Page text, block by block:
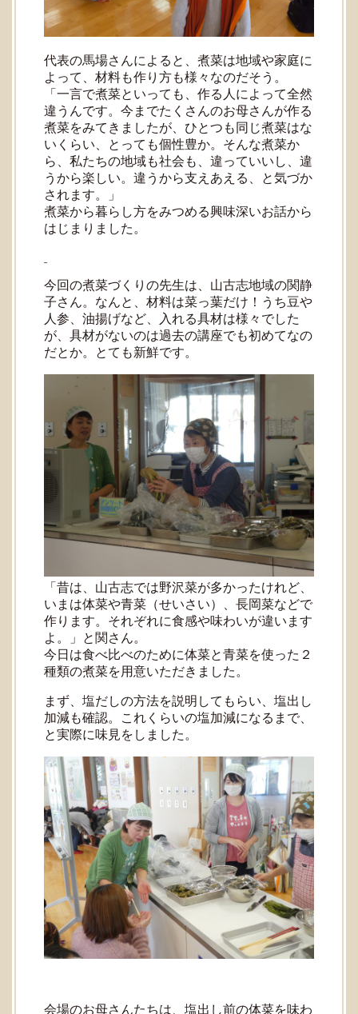
代表の馬場さんによると、煮菜は地域や家庭に
よって、材料も作り方も様々なのだそう。
「一言で煮菜といっても、作る人によって全然
違うんです。今までたくさんのお母さんが作る
煮菜をみてきましたが、ひとつも同じ煮菜はな
いくらい、とっても個性豊か。そんな煮菜か
ら、私たちの地域も社会も、違っていいし、違
うから楽しい。違うから支えあえる、と気づか
されます。」
煮菜から暮らし方をみつめる興味深いお話から
はじまりました。
今回の煮菜づくりの先生は、山古志地域の関静
子さん。なんと、材料は菜っ葉だけ！うち豆や
人参、油揚げなど、入れる具材は様々でした
が、具材がないのは過去の講座でも初めてなの
だとか。とても新鮮です。
「昔は、山古志では野沢菜が多かったけれど、
いまは体菜や青菜（せいさい）、長岡菜などで
作ります。それぞれに食感や味わいが違います
よ。」と関さん。
今日は食べ比べのために体菜と青菜を使った２
種類の煮菜を用意いただきました。
まず、塩だしの方法を説明してもらい、塩出し
加減も確認。これくらいの塩加減になるまで、
と実際に味見をしました。
会場のお母さんたちは、塩出し前の体菜を味わ